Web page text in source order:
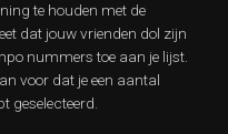
te houden met de
dat jouw vrienden dol zijn
nummers toe aan je lijst.
voor dat je een aantal
geselecteerd.